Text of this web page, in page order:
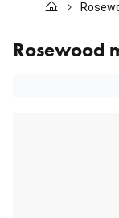
Kissat
Tuotemerkit
Rosewood